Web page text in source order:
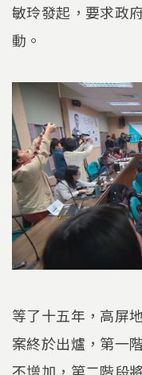
敏玲發起，要求政
動。
等了十五年，高屏
案終於出爐，第一